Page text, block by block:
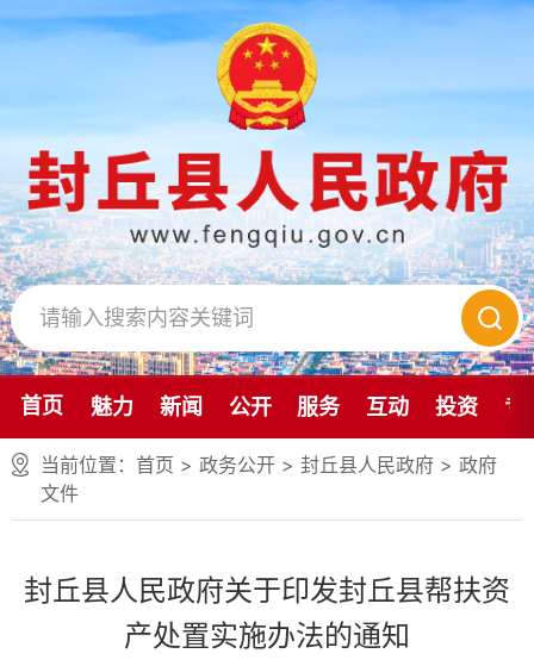
首页 魅力 新闻 公开 服务 互动 投资 专
当前位置： 首页 > 政务公开 > 封丘县人民政府 > 政府
文件
封丘县人民政府关于印发封丘县帮扶资
产处置实施办法的通知